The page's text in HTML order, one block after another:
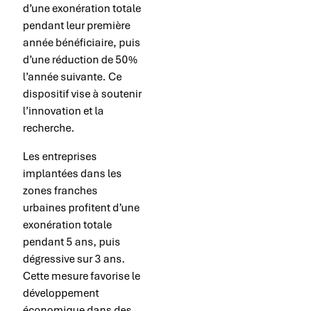
d’une exonération totale
pendant leur première
année bénéficiaire, puis
d’une réduction de 50%
l’année suivante. Ce
dispositif vise à soutenir
l’innovation et la
recherche.
Les entreprises
implantées dans les
zones franches
urbaines profitent d’une
exonération totale
pendant 5 ans, puis
dégressive sur 3 ans.
Cette mesure favorise le
développement